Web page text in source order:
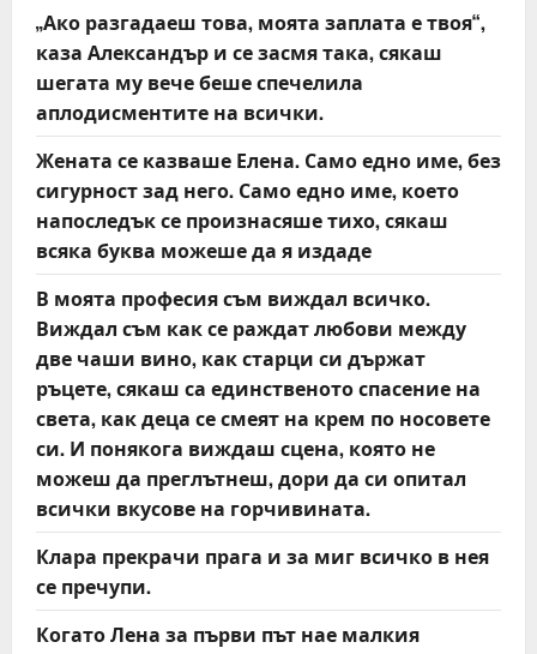
g
a
t
i
o
n
„Ако разгадаеш това, моята заплата е твоя“,
каза Александър и се засмя така, сякаш
шегата му вече беше спечелила
аплодисментите на всички.
Жената се казваше Елена. Само едно име, без
сигурност зад него. Само едно име, което
напоследък се произнасяше тихо, сякаш
всяка буква можеше да я издаде
В моята професия съм виждал всичко.
Виждал съм как се раждат любови между
две чаши вино, как старци си държат
ръцете, сякаш са единственото спасение на
света, как деца се смеят на крем по носовете
си. И понякога виждаш сцена, която не
можеш да преглътнеш, дори да си опитал
всички вкусове на горчивината.
Клара прекрачи прага и за миг всичко в нея
се пречупи.
Когато Лена за първи път нае малкия